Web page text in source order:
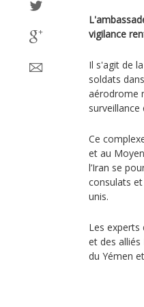
vigilance
Il s'agit de
soldats
aérodrome
Ce
et au
l’Iran se
consulats
unis.
Les experts
et des
du Yémen